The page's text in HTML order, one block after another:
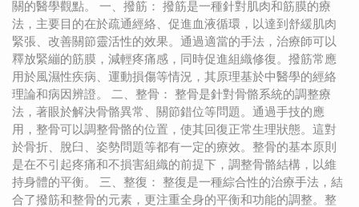
關的醫學觀點。 一、撥筋： 撥筋是一種針對肌肉和筋膜的療
法，主要目的在於疏通經絡、促進血液循環，以達到舒緩肌肉
緊張、改善關節靈活性的效果。通過適當的手法，治療師可以
釋放緊繃的筋膜，減輕疼痛感，同時促進組織修復。撥筋常應
用於風濕性疾病、運動損傷等情況，其原理基於中醫學的經絡
理論和病因辨證。 二、整骨： 整骨是針對骨骼系統的調整療
法，著眼於解決骨骼異常、關節錯位等問題。通過手技的應
用，整骨可以調整骨骼的位置，使其回復正常生理狀態。這對
於骨折、脫臼、姿勢問題等都有一定的療效。整骨的基本原則
是在不引起疼痛和不損害組織的前提下，調整骨骼結構，以維
持身體的平衡。 三、整復： 整復是一種綜合性的治療手法，結
合了撥筋和整骨的元素，更注重全身的平衡和功能的調整。整